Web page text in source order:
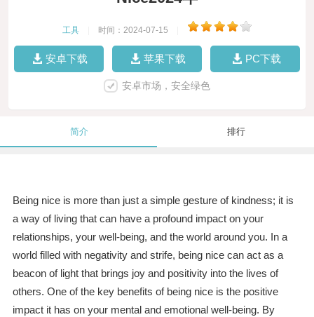
工具 时间：2024-07-15
安卓下载 苹果下载 PC下载
安卓市场，安全绿色
简介 排行
Being nice is more than just a simple gesture of kindness; it is
a way of living that can have a profound impact on your
relationships, your well-being, and the world around you. In a
world filled with negativity and strife, being nice can act as a
beacon of light that brings joy and positivity into the lives of
others. One of the key benefits of being nice is the positive
impact it has on your mental and emotional well-being. By